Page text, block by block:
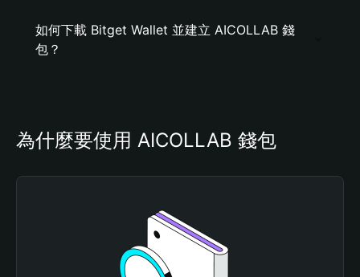
如何下載 Bitget Wallet 並建立 AICOLLAB 錢
包？
為什麼要使用 AICOLLAB 錢包